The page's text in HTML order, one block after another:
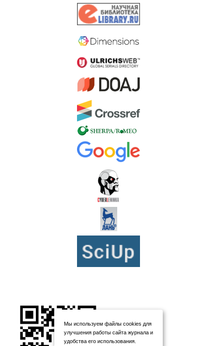
Мы используем файлы cookies для
улучшения работы сайта журнала и
удобства его использования.